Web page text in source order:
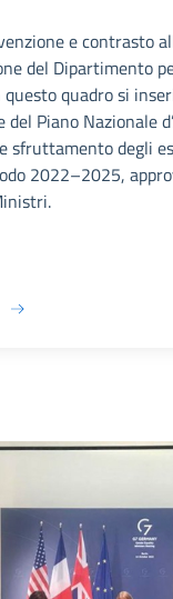
e contrasto
del Dipartimento
quadro si
del Piano Nazionale
sfruttamento degli
2022–2025,